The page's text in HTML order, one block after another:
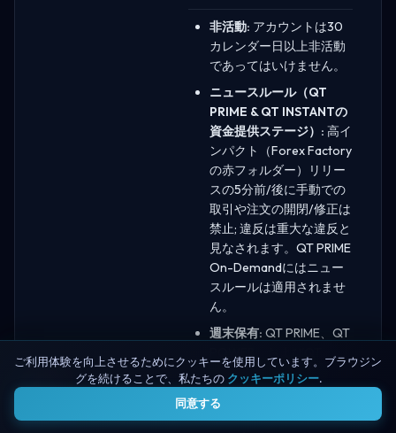
非活動: アカウントは30
カレンダー日以上非活動
であってはいけません。
ニュースルール（QT
PRIME & QT INSTANTの
資金提供ステージ）: 高イ
ンパクト（Forex Factory
の赤フォルダー）リリー
スの5分前/後に手動での
取引や注文の開閉/修正は
禁止; 違反は重大な違反と
見なされます。QT PRIME
On-Demandにはニュー
スルールは適用されませ
ん。
週末保有: QT PRIME、QT
INSTANTで取引を週末に
保有することができま
す。
ご利用体験を向上させるためにクッキーを使用しています。ブラウジン
グを続けることで、私たちの クッキーポリシー.
同意する